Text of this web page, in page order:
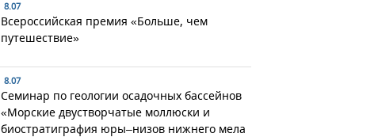
8.07
Всероссийская премия «Больше, чем
путешествие»
8.07
Семинар по геологии осадочных бассейнов
«Морские двустворчатые моллюски и
биостратиграфия юры–низов нижнего мела